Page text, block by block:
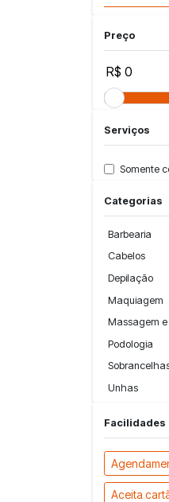
Preço
R$ 0
Serviços
Somente
Categorias
Barbearia
Cabelos
Depilação
Maquiagem
Massagem e
Podologia
Unhas
Facilidades
Aceita